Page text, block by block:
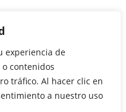
experiencia de
contenidos
tráfico. Al hacer clic en
a nuestro uso
©| Todos los